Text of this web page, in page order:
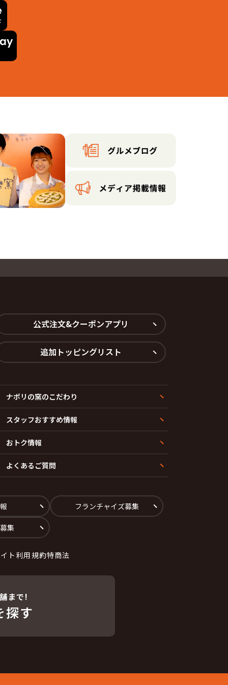
公式注文&クーポンアプリ
追加トッピングリスト
ナポリの窯のこだわり
スタッフおすすめ情報
おトク情報
よくあるご質問
フランチャイズ募集
集
ト利用規約特商法
まで!
探す